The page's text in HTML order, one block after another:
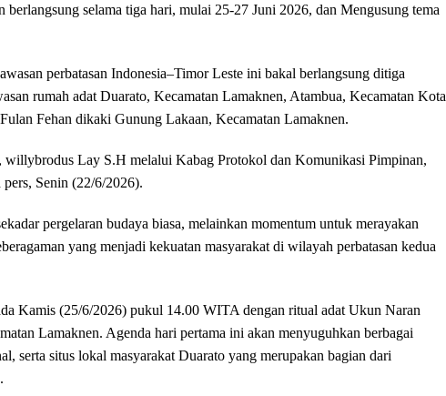
selama tiga hari, mulai 25-27 Juni 2026, dan Mengusung tema
perbatasan Indonesia–Timor Leste ini bakal berlangsung ditiga
rumah adat Duarato, Kecamatan Lamaknen, Atambua, Kecamatan Kota
Fehan dikaki Gunung Lakaan, Kecamatan Lamaknen.
Lay S.H melalui Kabag Protokol dan Komunikasi Pimpinan,
Senin (22/6/2026).
pergelaran budaya biasa, melainkan momentum untuk merayakan
yang menjadi kekuatan masyarakat di wilayah perbatasan kedua
Kamis (25/6/2026) pukul 14.00 WITA dengan ritual adat Ukun Naran
Lamaknen. Agenda hari pertama ini akan menyuguhkan berbagai
serta situs lokal masyarakat Duarato yang merupakan bagian dari